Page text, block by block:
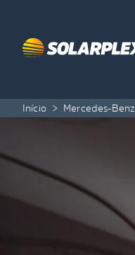
Início > Mercedes-Benz